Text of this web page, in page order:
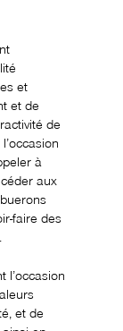
et
et de
de
à
aux
faire des
l’occasion
et de